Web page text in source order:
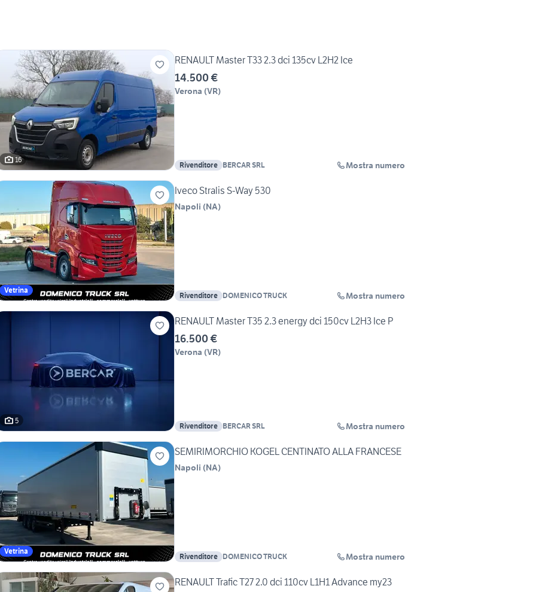
16
RENAULT Master T33 2.3 dci 135cv L2H2 Ice
14.500 €
Verona (VR)
Rivenditore BERCAR SRL Mostra numero
Vetrina
Iveco Stralis S-Way 530
Napoli (NA)
Rivenditore DOMENICO TRUCK Mostra numero
5
RENAULT Master T35 2.3 energy dci 150cv L2H3 Ice P
16.500 €
Verona (VR)
Rivenditore BERCAR SRL Mostra numero
Vetrina
SEMIRIMORCHIO KOGEL CENTINATO ALLA FRANCESE
Napoli (NA)
Rivenditore DOMENICO TRUCK Mostra numero
RENAULT Trafic T27 2.0 dci 110cv L1H1 Advance my23